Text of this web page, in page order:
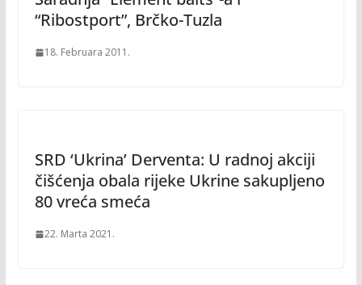
“Ribostport”, Brčko-Tuzla
18. Februara 2011.
SRD ‘Ukrina’ Derventa: U radnoj akciji
čišćenja obala rijeke Ukrine sakupljeno
80 vreća smeća
22. Marta 2021.